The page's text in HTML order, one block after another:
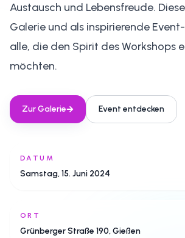
Austausch und Lebensfreude.
Galerie und als inspirierende
alle, die den Spirit des Workshops
möchten.
Zur Galerie Event entdecken
DATUM
Samstag, 15. Juni 2024
ORT
Grünberger Straße 190, Gießen